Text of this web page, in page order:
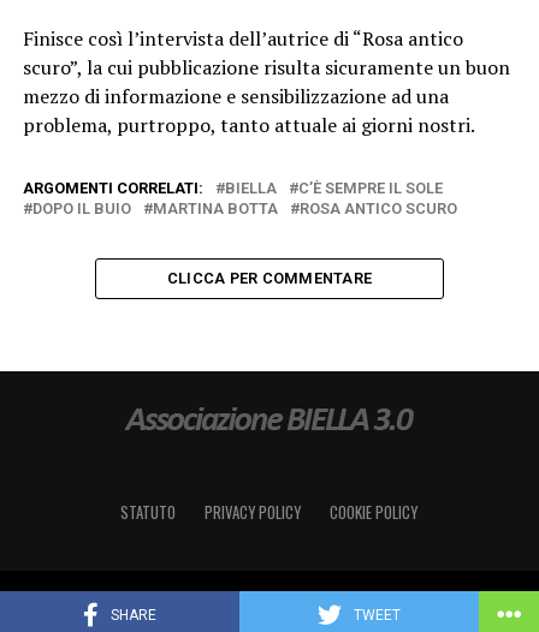
SHARE TWEET
Finisce così l’intervista dell’autrice di “Rosa antico
scuro”, la cui pubblicazione risulta sicuramente un buon
mezzo di informazione e sensibilizzazione ad una
problema, purtroppo, tanto attuale ai giorni nostri.
ARGOMENTI CORRELATI: BIELLA
C’È SEMPRE IL SOLE
DOPO IL BUIO
MARTINA BOTTA ROSA ANTICO SCURO
CLICCA PER COMMENTARE
STATUTO PRIVACY POLICY COOKIE POLICY
Copyright © Associazione "BIELLA 3.0" - C.F. & P.IVA: 02654540026